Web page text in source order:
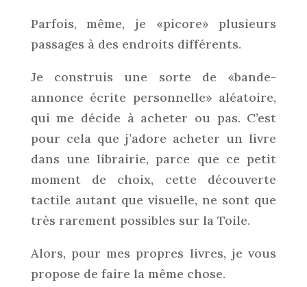
Parfois, même, je «picore» plusieurs
passages à des endroits différents.
Je construis une sorte de «bande-
annonce écrite personnelle» aléatoire,
qui me décide à acheter ou pas. C’est
pour cela que j’adore acheter un livre
dans une librairie, parce que ce petit
moment de choix, cette découverte
tactile autant que visuelle, ne sont que
très rarement possibles sur la Toile.
Alors, pour mes propres livres, je vous
propose de faire la même chose.